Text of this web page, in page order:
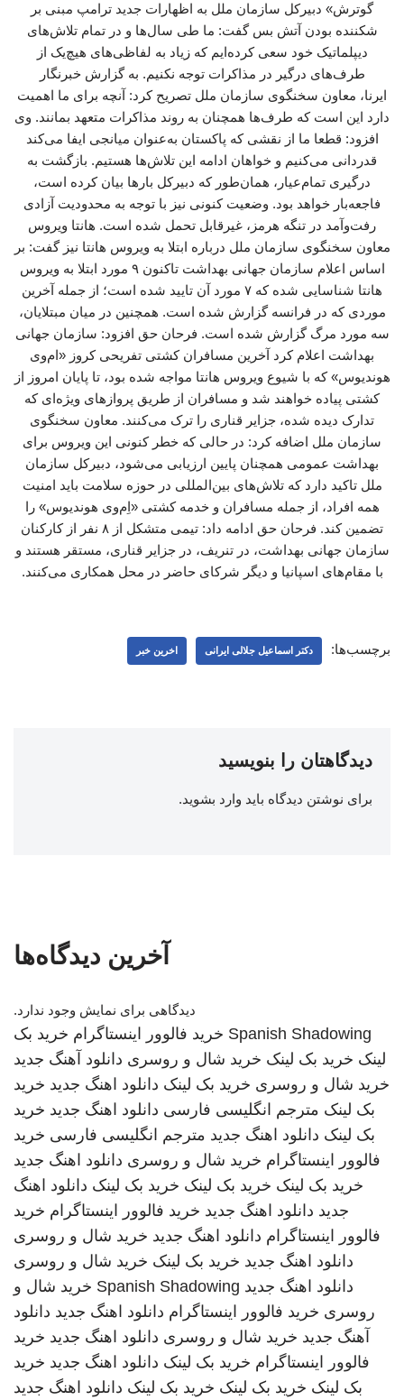
گوترش» دبیرکل سازمان ملل به اظهارات جدید ترامپ مبنی بر
شکننده بودن آتش بس گفت: ما طی سال‌ها و در تمام تلاش‌های
دیپلماتیک خود سعی کرده‌ایم که زیاد به لفاظی‌های هیچ‌یک از
طرف‌های درگیر در مذاکرات توجه نکنیم. به گزارش خبرنگار
ایرنا، معاون سخنگوی سازمان ملل تصریح کرد: آنچه برای ما اهمیت
دارد این است که طرف‌ها همچنان به روند مذاکرات متعهد بمانند. وی
افزود: قطعا ما از نقشی که پاکستان به‌عنوان میانجی ایفا می‌کند
قدردانی می‌کنیم و خواهان ادامه این تلاش‌ها هستیم. بازگشت به
درگیری تمام‌عیار، همان‌طور که دبیرکل بارها بیان کرده است،
فاجعه‌بار خواهد بود. وضعیت کنونی نیز با توجه به محدودیت آزادی
رفت‌وآمد در تنگه هرمز، غیرقابل تحمل شده است. هانتا ویروس
معاون سخنگوی سازمان ملل درباره ابتلا به ویروس هانتا نیز گفت: بر
اساس اعلام سازمان جهانی بهداشت تاکنون ۹ مورد ابتلا به ویروس
هانتا شناسایی شده که ۷ مورد آن تایید شده است؛ از جمله آخرین
موردی که در فرانسه گزارش شده است. همچنین در میان مبتلایان،
سه مورد مرگ گزارش شده است. فرحان حق افزود: سازمان جهانی
بهداشت اعلام کرد آخرین مسافران کشتی تفریحی کروز «ام‌وی
هوندیوس» که با شیوع ویروس هانتا مواجه شده بود، تا پایان امروز از
کشتی پیاده خواهند شد و مسافران از طریق پروازهای ویژه‌ای که
تدارک دیده شده، جزایر قناری را ترک می‌کنند. معاون سخنگوی
سازمان ملل اضافه کرد: در حالی که خطر کنونی این ویروس برای
بهداشت عمومی همچنان پایین ارزیابی می‌شود، دبیرکل سازمان
ملل تاکید دارد که تلاش‌های بین‌المللی در حوزه سلامت باید امنیت
همه افراد، از جمله مسافران و خدمه کشتی «اِم‌وی هوندیوس» را
تضمین کند. فرحان حق ادامه داد: تیمی متشکل از ۸ نفر از کارکنان
سازمان جهانی بهداشت، در تنریف، در جزایر قناری، مستقر هستند و
با مقام‌های اسپانیا و دیگر شرکای حاضر در محل همکاری می‌کنند.
برچسب‌ها: دکتر اسماعیل جلالی ایرانی اخرین خبر
دیدگاهتان را بنویسید
برای نوشتن دیدگاه باید وارد بشوید.
آخرین دیدگاه‌ها
دیدگاهی برای نمایش وجود ندارد.
Spanish Shadowing خرید فالوور اینستاگرام خرید بک
لینک خرید بک لینک خرید شال و روسری دانلود آهنگ جدید
خرید شال و روسری خرید بک لینک دانلود اهنگ جدید خرید
بک لینک مترجم انگلیسی فارسی دانلود اهنگ جدید خرید
بک لینک دانلود اهنگ جدید مترجم انگلیسی فارسی خرید
فالوور اینستاگرام خرید شال و روسری دانلود اهنگ جدید
خرید بک لینک خرید بک لینک خرید بک لینک دانلود اهنگ
جدید دانلود اهنگ جدید خرید فالوور اینستاگرام خرید
فالوور اینستاگرام دانلود اهنگ جدید خرید شال و روسری
دانلود اهنگ جدید خرید بک لینک خرید شال و روسری
دانلود اهنگ جدید Spanish Shadowing خرید شال و
روسری خرید فالوور اینستاگرام دانلود اهنگ جدید دانلود
آهنگ جدید خرید شال و روسری دانلود اهنگ جدید خرید
فالوور اینستاگرام خرید بک لینک دانلود اهنگ جدید خرید
بک لینک خرید بک لینک خرید بک لینک دانلود اهنگ جدید